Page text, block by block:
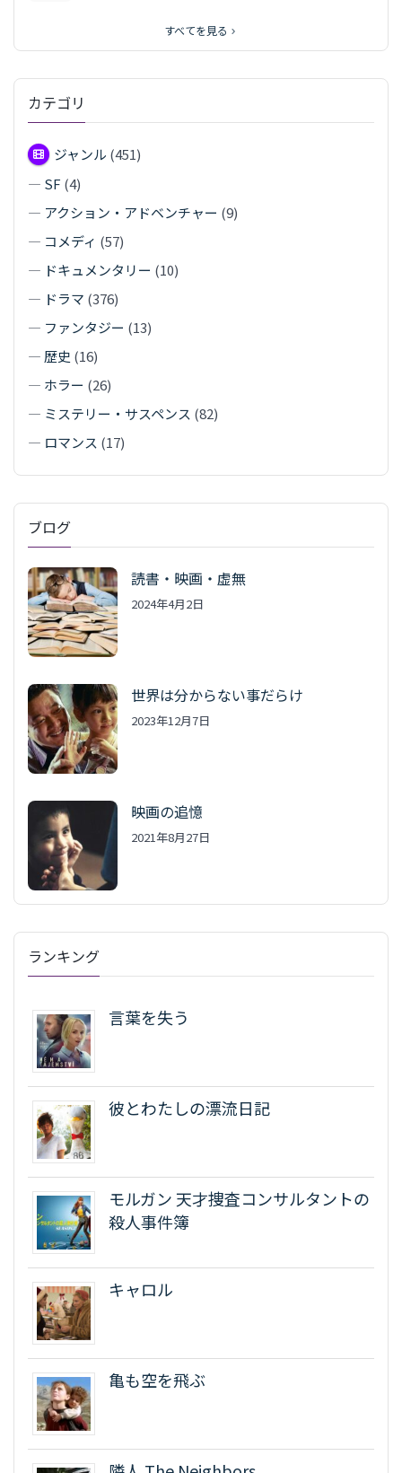
すべてを見る
カテゴリ
ジャンル (451)
— SF (4)
— アクション・アドベンチャー (9)
— コメディ (57)
— ドキュメンタリー (10)
— ドラマ (376)
— ファンタジー (13)
— 歴史 (16)
— ホラー (26)
— ミステリー・サスペンス (82)
— ロマンス (17)
ブログ
読書・映画・虚無
2024年4月2日
世界は分からない事だらけ
2023年12月7日
映画の追憶
2021年8月27日
ランキング
言葉を失う
彼とわたしの漂流日記
モルガン 天才捜査コンサルタントの
殺人事件簿
キャロル
亀も空を飛ぶ